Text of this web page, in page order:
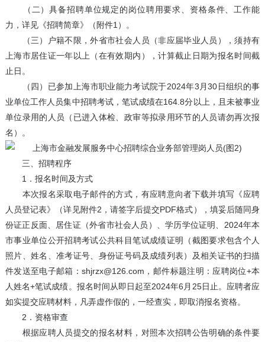
（二）具备招聘单位规定的岗位聘用要求、资格条件、工作能
力，详见《招聘简章》（附件1）。
（三）户籍不限，外省市社会人员（非应届毕业人员），须持有
上海市居住证一年以上（在有效期内），计算截止日期为报名时间截
止日。
（四）已参加上海市职业能力考试院于2024年3月30日组织的事
业单位工作人员集中招聘考试，笔试成绩在164.8分以上，且未被事业
单位录用的人员（已进入体检、政审等拟录用环节的人员请勿再次报
名）。
三、招聘程序
1．报名时间及方式
本次报名采取电子邮件的方式，有应聘意向者下载并填写《应聘
人员登记表》（详见附件2，请签字后提交PDF格式），填妥后随同身
份证正反面、居住证（外省市社会人员）、学历学位证明、2024年本
市事业单位公开招聘考试公共科目笔试成绩证明（截图要求包含个人
照片、姓名、准考证号、身份证号码及成绩列表）及相关证书的扫描
件发送至电子邮箱：shjrzx@126.com，邮件标题注明：应聘岗位+本
人姓名+笔试成绩。报名时间从即日起至2024年6月25日止。应聘者应
如实提交应聘材料，凡弄虚作假的，一经查实，即取消报名资格。
2．资格审查
根据应聘人员提交的报名材料，对照本次招聘公告明确的条件要